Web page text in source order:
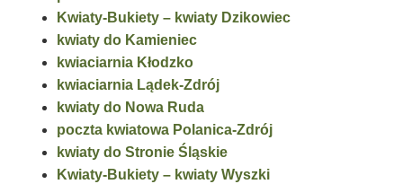
Kwiaty-Bukiety – kwiaty Dzikowiec
kwiaty do Kamieniec
kwiaciarnia Kłodzko
kwiaciarnia Lądek-Zdrój
kwiaty do Nowa Ruda
poczta kwiatowa Polanica-Zdrój
kwiaty do Stronie Śląskie
Kwiaty-Bukiety – kwiaty Wyszki